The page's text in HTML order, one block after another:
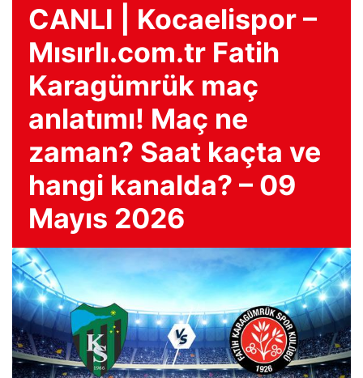
CANLI | Kocaelispor –
Mısırlı.com.tr Fatih
Karagümrük maç
anlatımı! Maç ne
zaman? Saat kaçta ve
hangi kanalda? – 09
Mayıs 2026